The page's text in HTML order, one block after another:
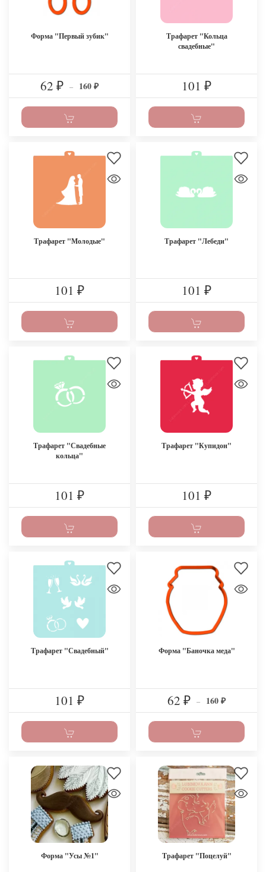
Форма "Первый зубик"
62 ₽ – 160 ₽
Трафарет "Кольца
свадебные"
101 ₽
Трафарет "Молодые"
101 ₽
Трафарет "Лебеди"
101 ₽
Трафарет "Свадебные
кольца"
101 ₽
Трафарет "Купидон"
101 ₽
Трафарет "Свадебный"
101 ₽
Форма "Баночка меда"
62 ₽ – 160 ₽
Форма "Усы №1" Трафарет "Поцелуй"